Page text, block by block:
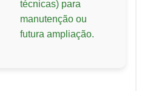
técnicas) para
manutenção ou
futura ampliação.